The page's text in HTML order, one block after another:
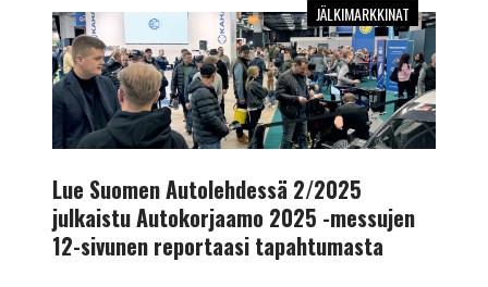
Lue
Suomen
Autolehdessä
2/2025
julkaistu
Autokorjaamo
2025
-
messujen
12-
JÄLKIMARKKINAT
Lue Suomen Autolehdessä 2/2025
julkaistu Autokorjaamo 2025 -messujen
12-sivunen reportaasi tapahtumasta